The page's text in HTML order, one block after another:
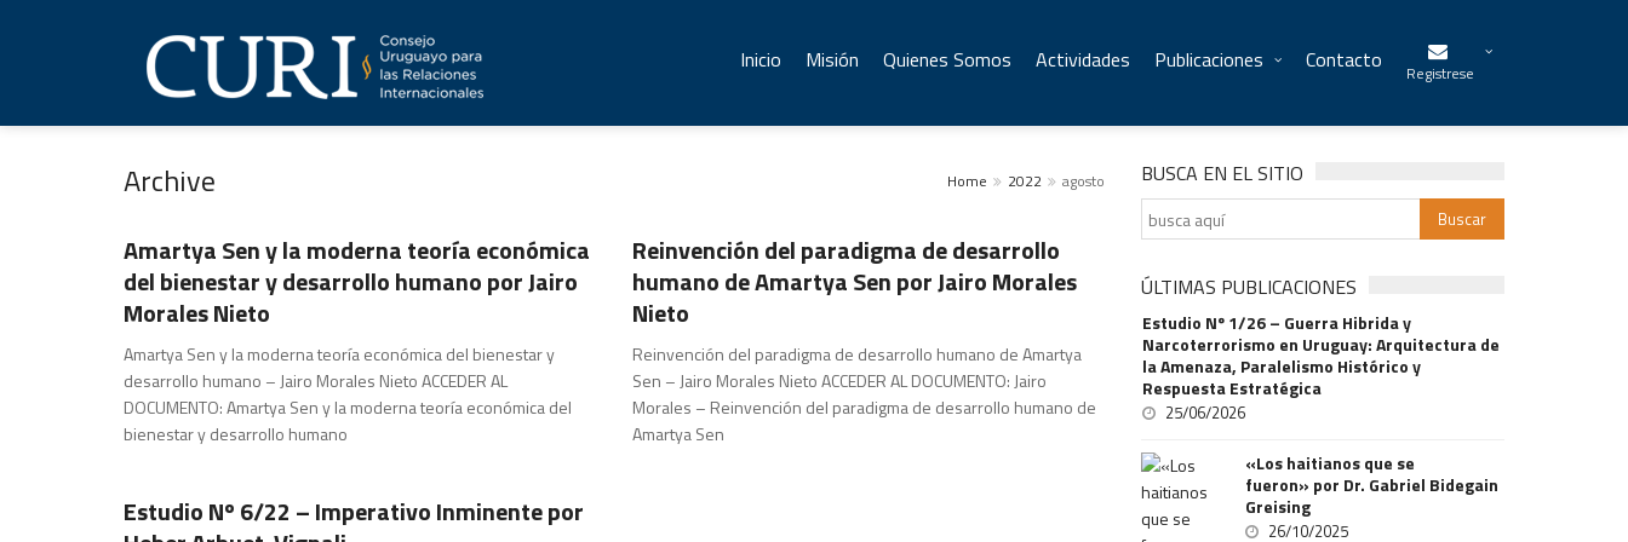
Inicio Misión Quienes Somos Actividades Publicaciones Contacto Registrese
Archive Home 2022 agosto
Publicaciones
Amartya Sen y la moderna teoría económica
del bienestar y desarrollo humano por Jairo
Morales Nieto
Amartya Sen y la moderna teoría económica del bienestar y
desarrollo humano – Jairo Morales Nieto ACCEDER AL
DOCUMENTO: Amartya Sen y la moderna teoría económica del
bienestar y desarrollo humano
Reinvención del paradigma de desarrollo
humano de Amartya Sen por Jairo Morales
Nieto
Reinvención del paradigma de desarrollo humano de Amartya
Sen – Jairo Morales Nieto ACCEDER AL DOCUMENTO: Jairo
Morales – Reinvención del paradigma de desarrollo humano de
Amartya Sen
Estudio Nº 6/22 – Imperativo Inminente por
BUSCA EN EL SITIO
ÚLTIMAS PUBLICACIONES
Estudio Nº 1/26 – Guerra Hibrida y
Narcoterrorismo en Uruguay: Arquitectura de
la Amenaza, Paralelismo Histórico y
Respuesta Estratégica
25/06/2026
«Los haitianos que se
fueron» por Dr. Gabriel Bidegain
Greising
26/10/2025